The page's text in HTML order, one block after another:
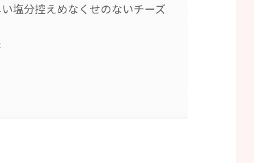
塩分控えめなくせのないチーズ